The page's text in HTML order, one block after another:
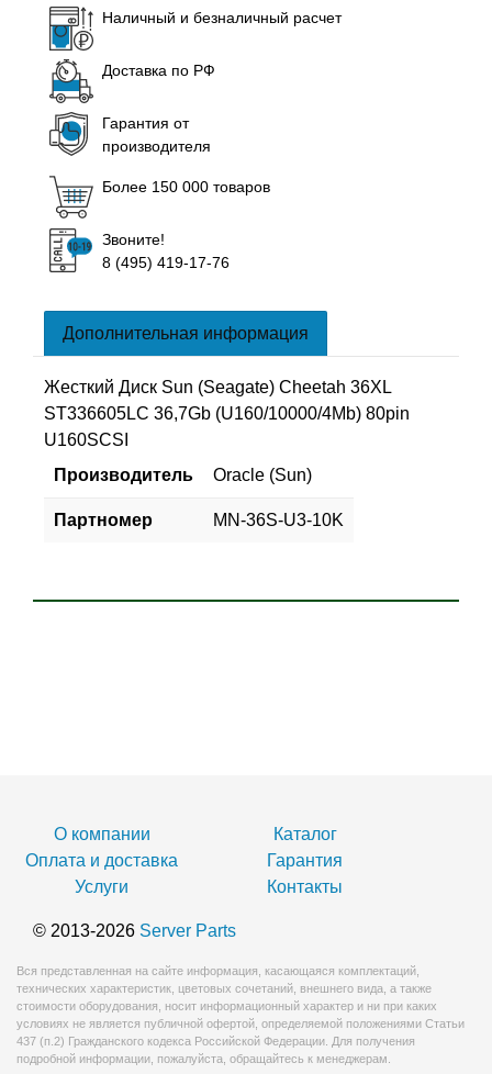
Наличный и безналичный расчет
Доставка по РФ
Гарантия от
производителя
Более 150 000 товаров
Звоните!
8 (495) 419-17-76
Дополнительная информация
Жесткий Диск Sun (Seagate) Cheetah 36XL
ST336605LC 36,7Gb (U160/10000/4Mb) 80pin
U160SCSI
Производитель
Oracle (Sun)
Партномер MN-36S-U3-10K
О компании
Каталог
Оплата и доставка
Гарантия
Услуги
Контакты
© 2013-2026 Server Parts
Вся представленная на сайте информация, касающаяся комплектаций,
технических характеристик, цветовых сочетаний, внешнего вида, а также
стоимости оборудования, носит информационный характер и ни при каких
условиях не является публичной офертой, определяемой положениями Статьи
437 (п.2) Гражданского кодекса Российской Федерации. Для получения
подробной информации, пожалуйста, обращайтесь к менеджерам.